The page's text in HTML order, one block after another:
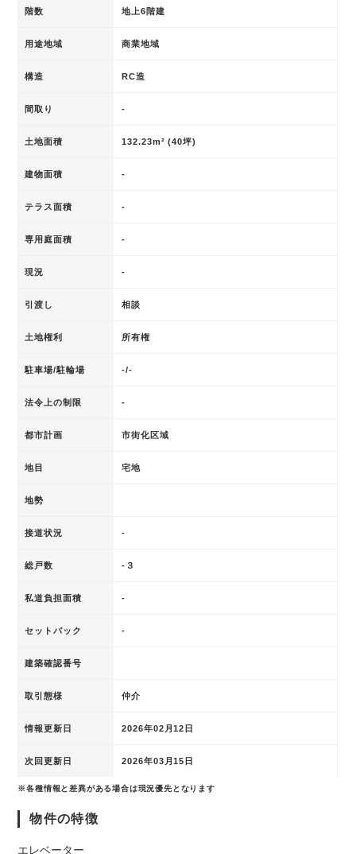
階数 地上6階建
用途地域 商業地域
構造 RC造
間取り -
土地面積 132.23m² (40坪)
建物面積 -
テラス面積 -
専用庭面積 -
現況 -
引渡し 相談
土地権利 所有権
駐車場/駐輪場 -/-
法令上の制限 -
都市計画 市街化区域
地目 宅地
地勢
接道状況 -
総戸数 -３
私道負担面積 -
セットバック -
建築確認番号
取引態様 仲介
情報更新日 2026年02月12日
次回更新日 2026年03月15日
※各種情報と差異がある場合は現況優先となります
物件の特徴
エレベーター